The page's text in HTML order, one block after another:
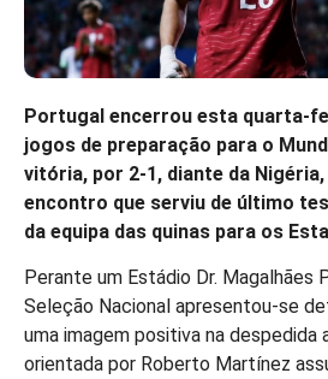
Portugal encerrou esta quarta-
jogos de preparação para o
vitória, por 2-1, diante da
encontro que serviu de último
da equipa das quinas para os
Perante um Estádio Dr. Magalhães
Seleção Nacional apresentou-se
uma imagem positiva na despedida
orientada por Roberto Martínez